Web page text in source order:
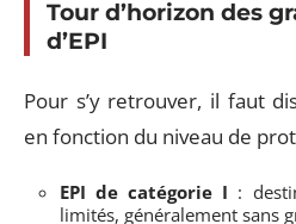
Tour d’horizon des
d’EPI
Pour s’y retrouver, il faut
en fonction du niveau de
EPI de catégorie I :
limités, généralement sans